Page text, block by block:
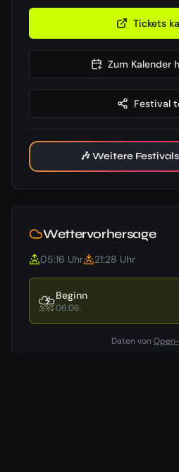
Tickets
Zum Kalender
Festival
🎶 Weitere
Wettervorhersage
05:16 Uhr 21:28 Uhr
⛈️Beginn
06.06.
Daten von